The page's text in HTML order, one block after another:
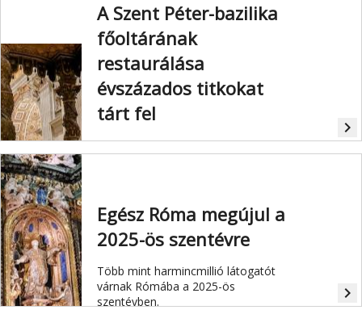
A Szent Péter-bazilika
főoltárának
restaurálása
évszázados titkokat
tárt fel
Kétszáz éves graffiti feliratokat és
navigate_next
Egész Róma megújul a
2025-ös szentévre
Több mint harmincmillió látogatót
várnak Rómába a 2025-ös
szentévben.
navigate_next